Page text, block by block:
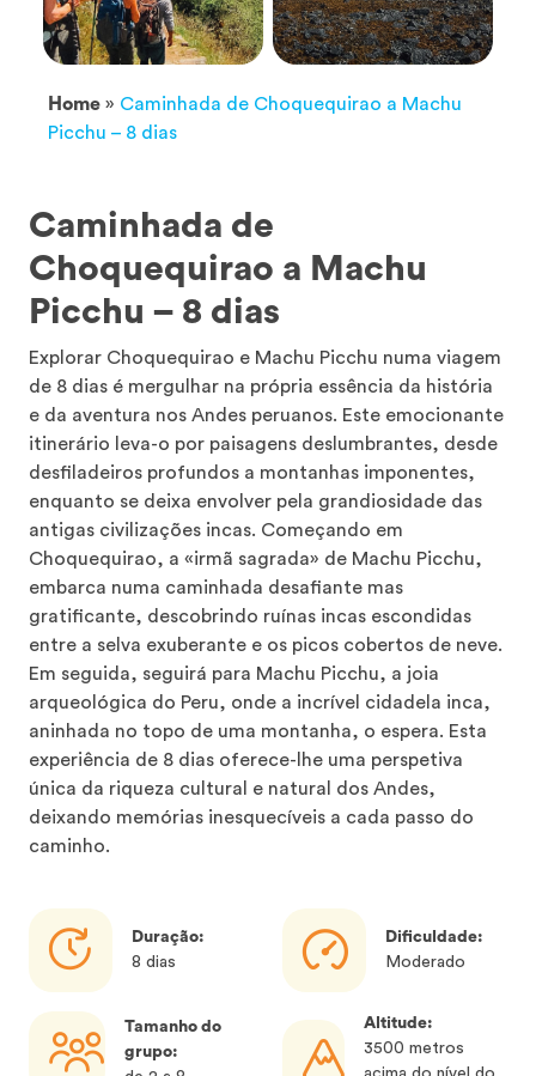
Home » Caminhada de Choquequirao a Machu
Picchu – 8 dias
Caminhada de
Choquequirao a Machu
Picchu – 8 dias
Explorar Choquequirao e Machu Picchu numa viagem
de 8 dias é mergulhar na própria essência da história
e da aventura nos Andes peruanos. Este emocionante
itinerário leva-o por paisagens deslumbrantes, desde
desfiladeiros profundos a montanhas imponentes,
enquanto se deixa envolver pela grandiosidade das
antigas civilizações incas. Começando em
Choquequirao, a «irmã sagrada» de Machu Picchu,
embarca numa caminhada desafiante mas
gratificante, descobrindo ruínas incas escondidas
entre a selva exuberante e os picos cobertos de neve.
Em seguida, seguirá para Machu Picchu, a joia
arqueológica do Peru, onde a incrível cidadela inca,
aninhada no topo de uma montanha, o espera. Esta
experiência de 8 dias oferece-lhe uma perspetiva
única da riqueza cultural e natural dos Andes,
deixando memórias inesquecíveis a cada passo do
caminho.
Duração:
8 dias
Dificuldade:
Moderado
Tamanho do
grupo:
Altitude:
3500 metros